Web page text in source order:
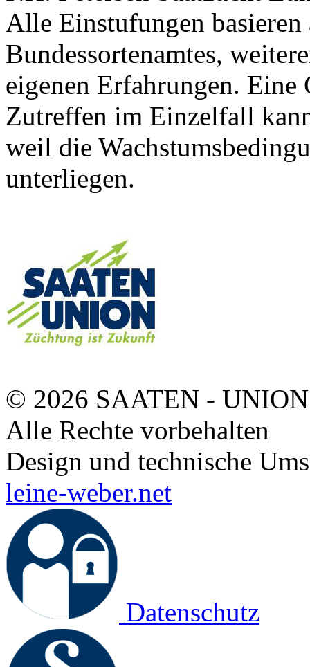
Alle Einstufungen basieren
Bundessortenamtes,
eigenen Erfahrungen.
Zutreffen im Einzelfall
weil die
unterliegen.
© 2026 SAATEN -
Alle Rechte vorbehalten
Design und technische
leine-weber.net
Datenschutz